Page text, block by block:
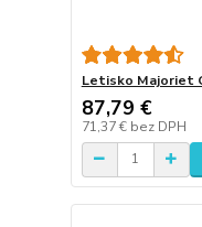
Letisko Majoriet
87,79 €
71,37 € bez DPH